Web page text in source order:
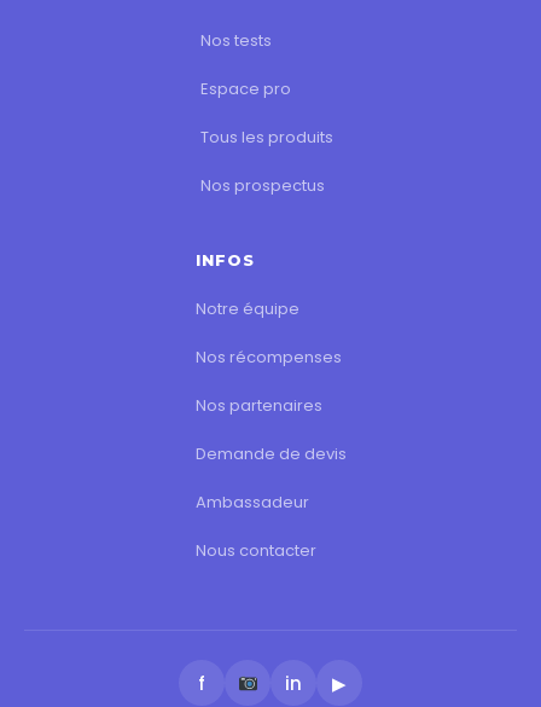
Nos tests
Espace pro
Tous les produits
Nos prospectus
INFOS
Notre équipe
Nos récompenses
Nos partenaires
Demande de devis
Ambassadeur
Nous contacter
f in ▶